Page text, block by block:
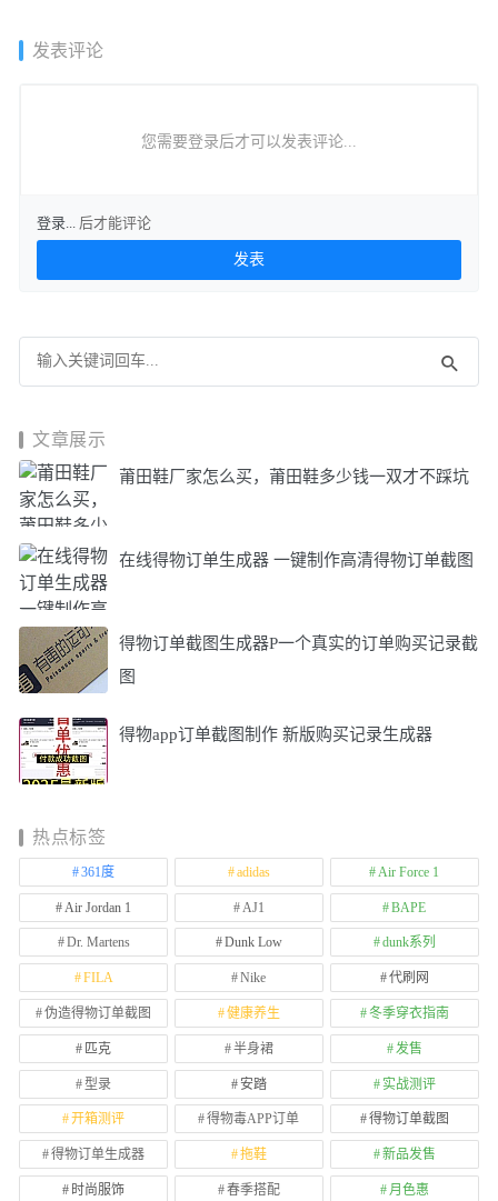
发表评论
您需要登录后才可以发表评论...
登录... 后才能评论
文章展示
莆田鞋厂家怎么买，莆田鞋多少钱一双才不踩坑
在线得物订单生成器 一键制作高清得物订单截图
得物订单截图生成器P一个真实的订单购买记录截
图
得物app订单截图制作 新版购买记录生成器
热点标签
361度 adidas Air Force 1
Air Jordan 1 AJ1 BAPE
Dr. Martens Dunk Low dunk系列
FILA Nike 代刷网
伪造得物订单截图 健康养生 冬季穿衣指南
匹克 半身裙 发售
型录 安踏 实战测评
开箱测评 得物毒APP订单 得物订单截图
得物订单生成器 拖鞋 新品发售
时尚服饰 春季搭配 月色惠